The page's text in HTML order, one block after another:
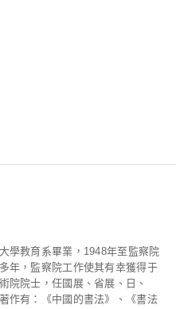
學教育系畢業，1948年至監察院
年，監察院工作使其有幸獲得于
院院士，任國展、省展、日、
作有：《中國的書法》、《書法